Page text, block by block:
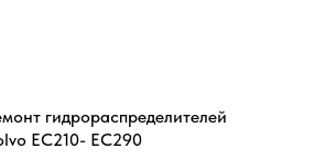
гидрораспределителей
EC210- EC290